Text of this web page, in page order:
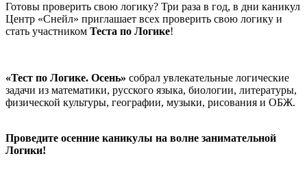
Готовы проверить свою логику? Три раза в год, в дни каникул
Центр «Снейл» приглашает всех проверить свою логику и
стать участником Теста по Логике!
«Тест по Логике. Осень» собрал увлекательные логические
задачи из математики, русского языка, биологии, литературы,
физической культуры, географии, музыки, рисования и ОБЖ.
Проведите осенние каникулы на волне занимательной
Логики!